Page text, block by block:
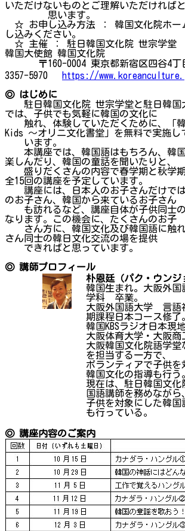
いただけないものとご理解いただければと
思います。
☆ お申し込み方法 ： 韓国文化院ホー
し込みください。
☆ 主催 ： 駐日韓国文化院 世宗学
韓国大使館 韓国文化院
〒160-0004 東京都新宿区四谷4
3357-5970
https://
◎ はじめに
駐日韓国文化院 世宗学堂と駐日韓国
では、子供でも気軽に韓国の文化に
触れ、体験していただくために、「
Kids ～オリニ文化書堂」を無料で実施し
います。
本講座では、韓国語はもちろん、韓国
楽しんだり、韓国の童話を聞いたりと、
盛りだくさんの内容で春学期と秋学期
全15回の講座を予定しています。
講座には、日本人のお子さんだけでは
のお子さん、韓国から来ているお子さん
も訪れるなど、講座自体が子供同士の
なります。この機会に、たくさんのお子
さん方に、韓国文化及び韓国語に触れ
さん同士の韓日文化交流の場を提供
できればと思っています。
◎ 講師プロフィール
朴恩廷（パク・ウンジ
韓国生まれ。大阪外
学科 卒業。
大阪外国語大学 言語
期課程日本コース修了
韓国KBSラジオ日本現
大阪体育大学・大阪商
大阪韓国文化院語学堂
を担当する一方で、
ボランティアで子供を
韓国文化の指導も行う
現在は、駐日韓国文
国語講師を務めながら
子供を対象にした韓国
も行っている。
◎ 講座内容のご案内